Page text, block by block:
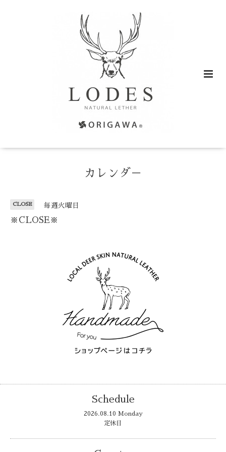
カレンダ－
CLOSE 毎週火曜日
※CLOSE※
Schedule
2026.08.10 Monday
定休日